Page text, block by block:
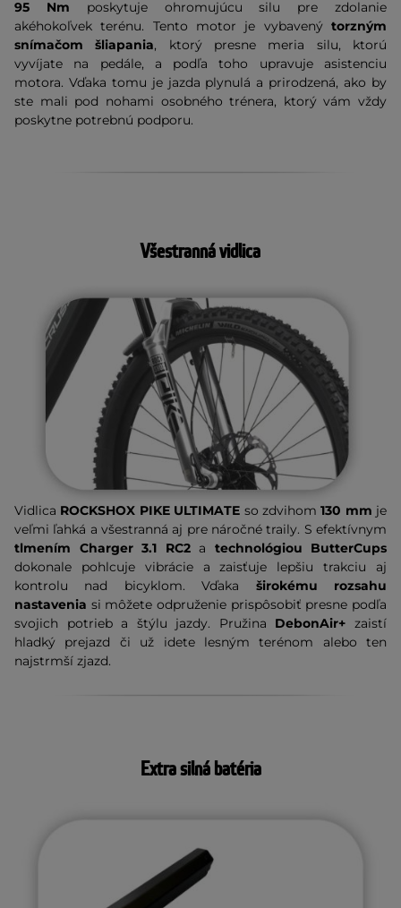
95 Nm poskytuje ohromujúcu silu pre zdolanie
akéhokoľvek terénu. Tento motor je vybavenýtorzným
snímačom šliapania, ktorý presne meria silu, ktorú
vyvíjate na pedále, a podľa toho upravuje asistenciu
motora. Vďaka tomu je jazda plynulá a prirodzená, ako by
ste mali pod nohami osobného trénera, ktorý vám vždy
poskytne potrebnú podporu.
Všestranná vidlica
Vidlica ROCKSHOX PIKE ULTIMATE so zdvihom130 mm je
veľmi ľahká a všestranná aj pre náročné traily. S efektívnym
tlmením Charger 3.1 RC2a technológiou ButterCups
dokonale pohlcuje vibrácie a zaisťuje lepšiu trakciu aj
kontrolu nad bicyklom. Vďaka širokému rozsahu
nastavenia si môžete odpruženie prispôsobiť presne podľa
svojich potrieb a štýlu jazdy. Pružina DebonAir+ zaistí
hladký prejazd či už idete lesným terénom alebo ten
najstrmší zjazd.
Extra silná batéria